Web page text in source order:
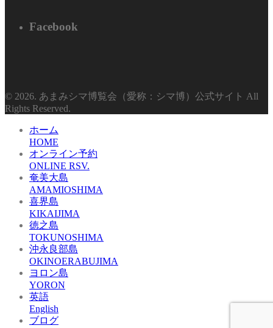
Facebook
© 2026. あまみシマ博覧会（愛称：シマ博）公式サイト All
Rights Reserved.
ホーム
HOME
オンライン予約
ONLINE RSV.
奄美大島
AMAMIOSHIMA
喜界島
KIKAIJIMA
徳之島
TOKUNOSHIMA
沖永良部島
OKINOERABUJIMA
ヨロン島
YORON
英語
English
ブログ